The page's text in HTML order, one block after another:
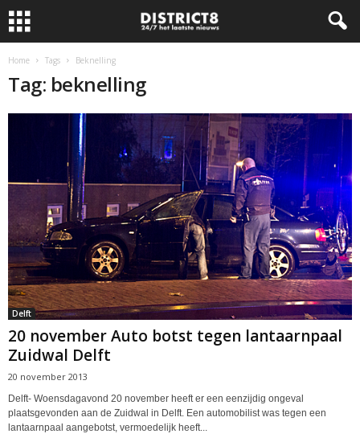
Home Tags Beknelling
Tag: beknelling
Delft
20 november Auto botst tegen lantaarnpaal
Zuidwal Delft
20 november 2013
Delft- Woensdagavond 20 november heeft er een eenzijdig ongeval
plaatsgevonden aan de Zuidwal in Delft. Een automobilist was tegen een
lantaarnpaal aangebotst, vermoedelijk heeft...